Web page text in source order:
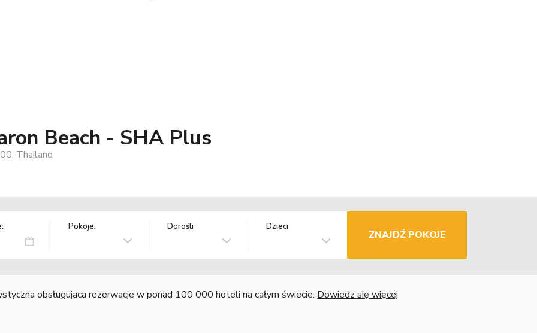
Beach - SHA Plus
Thailand
Pokoje: Dorośli Dzieci
ZNAJDŹ POKOJE
obsługująca rezerwacje w ponad 100 000 hoteli na całym świecie. Dowiedz się więcej